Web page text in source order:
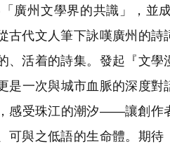
廣州文學界的共識」，並
古代文人筆下詠嘆廣州的
、活着的詩集。發起『文
是一次與城市血脈的深度
感受珠江的潮汐——讓創作
可與之低語的生命體。期